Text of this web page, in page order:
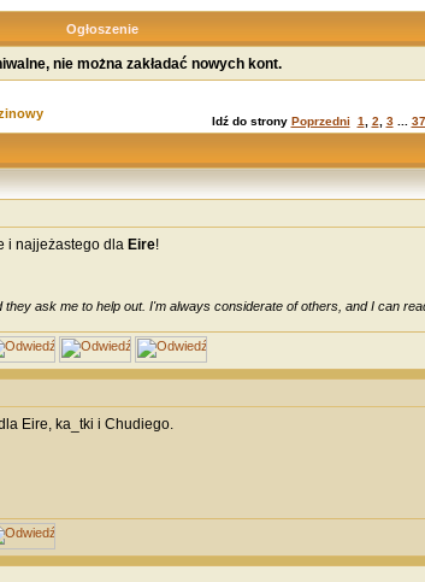
Ogłoszenie
nie można zakładać nowych kont.
Idź do strony Poprzedni 1 2 3...
i najjeżastego dla Eire!
they ask me to help out. I'm always considerate of others, and I can
Eire, ka_tki i Chudiego.